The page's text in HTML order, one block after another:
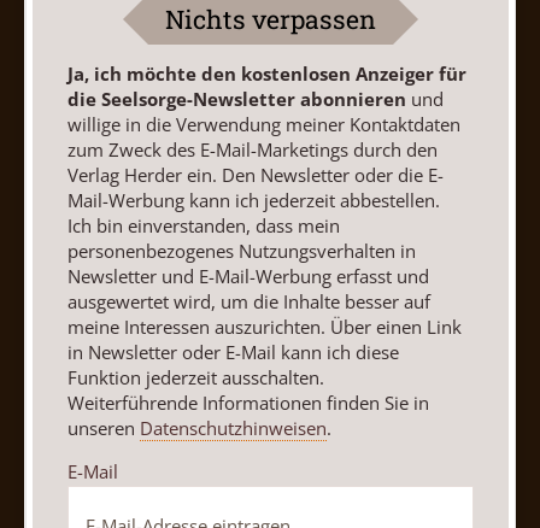
AGB und Widerrufsbelehrung
Datenschutz
Barrierefreiheit
Impressum
Vertrag widerrufen Abo online kündigen
Nach oben
Nichts verpassen
Ja, ich möchte den kostenlosen Anzeiger für
die Seelsorge-Newsletter abonnieren und
willige in die Verwendung meiner Kontaktdaten
zum Zweck des E-Mail-Marketings durch den
Verlag Herder ein. Den Newsletter oder die E-
Mail-Werbung kann ich jederzeit abbestellen.
Ich bin einverstanden, dass mein
personenbezogenes Nutzungsverhalten in
Newsletter und E-Mail-Werbung erfasst und
ausgewertet wird, um die Inhalte besser auf
meine Interessen auszurichten. Über einen Link
in Newsletter oder E-Mail kann ich diese
Funktion jederzeit ausschalten.
Weiterführende Informationen finden Sie in
unseren Datenschutzhinweisen.
E-Mail